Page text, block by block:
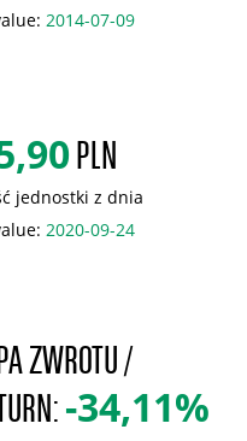
2014-07-09
PLN
jednostki z dnia
2020-09-24
ZWROTU /
-34,11%